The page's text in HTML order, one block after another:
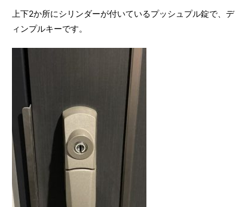
上下2か所にシリンダーが付いているプッシュプル錠で、デ
ィンプルキーです。